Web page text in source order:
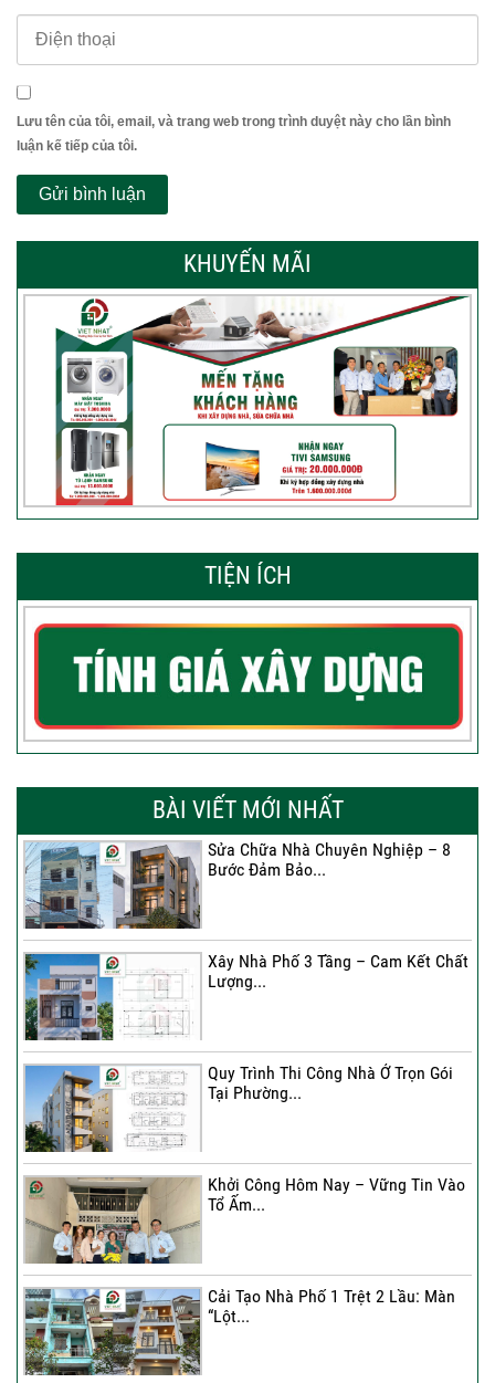
Lưu tên của tôi, email, và trang web trong trình duyệt này cho lần bình
luận kế tiếp của tôi.
KHUYẾN MÃI
TIỆN ÍCH
BÀI VIẾT MỚI NHẤT
Sửa Chữa Nhà Chuyên Nghiệp – 8
Bước Đảm Bảo...
Xây Nhà Phố 3 Tầng – Cam Kết Chất
Lượng...
Quy Trình Thi Công Nhà Ở Trọn Gói
Tại Phường...
Khởi Công Hôm Nay – Vững Tin Vào
Tổ Ấm...
Cải Tạo Nhà Phố 1 Trệt 2 Lầu: Màn
“Lột...